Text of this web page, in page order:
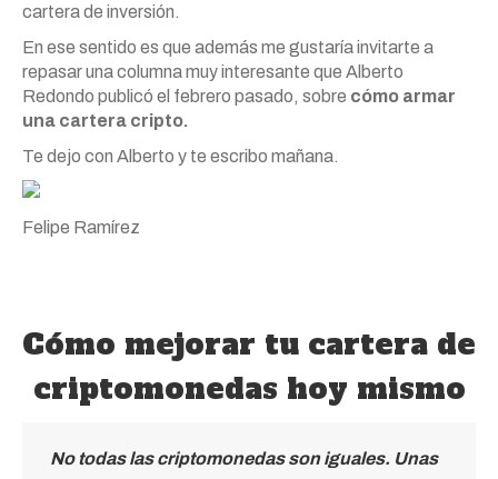
cartera de inversión.
En ese sentido es que además me gustaría invitarte a
repasar una columna muy interesante que Alberto
Redondo publicó el febrero pasado, sobre cómo armar
una cartera cripto.
Te dejo con Alberto y te escribo mañana.
Felipe Ramírez
Cómo mejorar tu cartera de
criptomonedas hoy mismo
No todas las criptomonedas son iguales. Unas